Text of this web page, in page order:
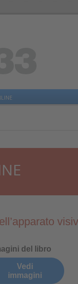
del libro
Vedi
immagini